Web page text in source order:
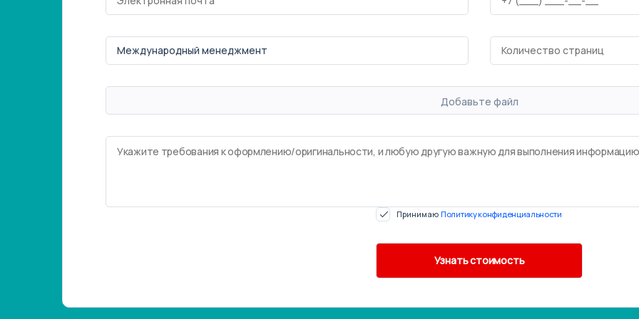
Добавьте файл
Принимаю Политику конфиденциальности